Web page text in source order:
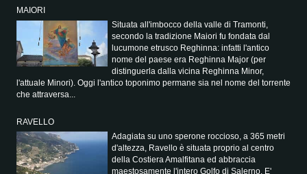
MAIORI
Situata all'imbocco della valle di Tramonti,
secondo la tradizione Maiori fu fondata dal
lucumone etrusco Reghinna: infatti l'antico
nome del paese era Reghinna Major (per
distinguerla dalla vicina Reghinna Minor,
l'attuale Minori). Oggi l'antico toponimo permane sia nel nome del torrente
che attraversa...
RAVELLO
Adagiata su uno sperone roccioso, a 365 metri
d'altezza, Ravello è situata proprio al centro
della Costiera Amalfitana ed abbraccia
maestosamente l'intero Golfo di Salerno. E'